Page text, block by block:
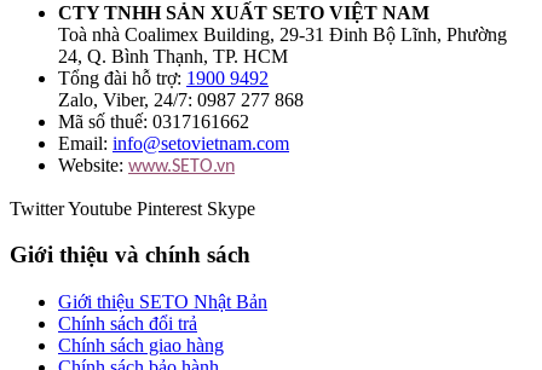
CTY TNHH SẢN XUẤT SETO VIỆT NAM
Toà nhà Coalimex Building, 29-31 Đinh Bộ Lĩnh, Phường
24, Q. Bình Thạnh, TP. HCM
Tổng đài hỗ trợ: 1900 9492
Zalo, Viber, 24/7: 0987 277 868
Mã số thuế: 0317161662
Email: info@setovietnam.com
Website: www.SETO.vn
TwitterYoutube Pinterest Skype
Giới thiệu và chính sách
Giới thiệu SETO Nhật Bản
Chính sách đổi trả
Chính sách giao hàng